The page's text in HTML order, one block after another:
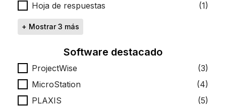
Hoja de respuestas
(1)
+ Mostrar 3 más
Software destacado
Software destacado
ProjectWise
(3)
MicroStation
(4)
PLAXIS
(5)